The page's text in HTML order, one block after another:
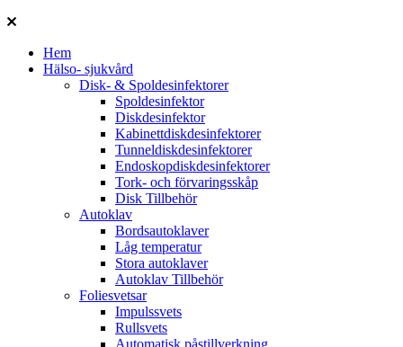
Hem
Hälso- sjukvård
Disk- & Spoldesinfektorer
Spoldesinfektor
Diskdesinfektor
Kabinettdiskdesinfektorer
Tunneldiskdesinfektorer
Endoskopdiskdesinfektorer
Tork- och förvaringsskåp
Disk Tillbehör
Autoklav
Bordsautoklaver
Låg temperatur
Stora autoklaver
Autoklav Tillbehör
Foliesvetsar
Impulssvets
Rullsvets
Automatisk påstillverkning